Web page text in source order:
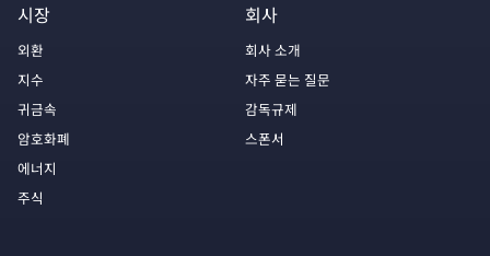
시장
외환
지수
귀금속
암호화폐
에너지
주식
회사
회사 소개
자주 묻는 질문
감독규제
스폰서